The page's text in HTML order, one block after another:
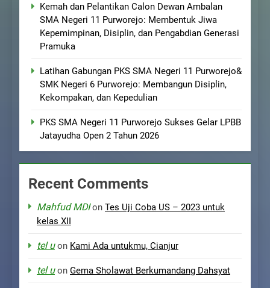
Kemah dan Pelantikan Calon Dewan Ambalan
SMA Negeri 11 Purworejo: Membentuk Jiwa
Kepemimpinan, Disiplin, dan Pengabdian Generasi
Pramuka
Latihan Gabungan PKS SMA Negeri 11 Purworejo&
SMK Negeri 6 Purworejo: Membangun Disiplin,
Kekompakan, dan Kepedulian
PKS SMA Negeri 11 Purworejo Sukses Gelar LPBB
Jatayudha Open 2 Tahun 2026
Recent Comments
Mahfud MDIon Tes Uji Coba US – 2023 untuk
kelas XII
tel uon Kami Ada untukmu, Cianjur
tel uon Gema Sholawat Berkumandang Dahsyat